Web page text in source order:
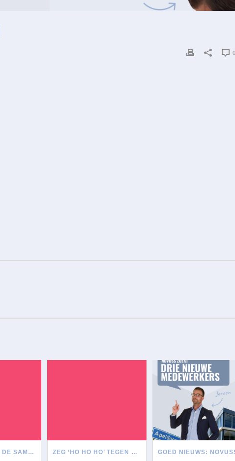
PRE-ORDER NU DE SAMSUNG GALAXY S21 ZEG ‘HO HO HO’ TEGEN ONDUIDELIJKE BEREIKBAARHEID TIJDENS DE FEESTDAGEN